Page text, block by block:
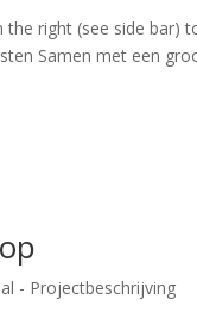
right (see side bar)
Samen met een
- Projectbeschrijving